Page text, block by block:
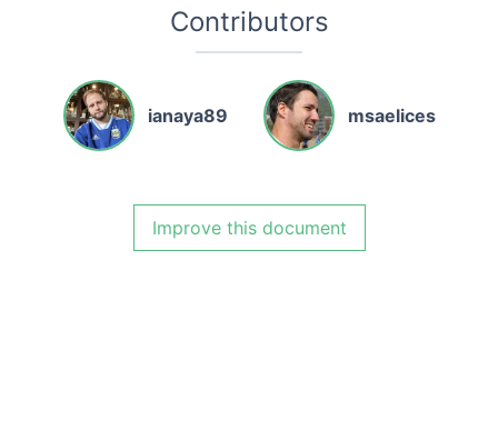
Contributors
ianaya89 msaelices
Improve this document